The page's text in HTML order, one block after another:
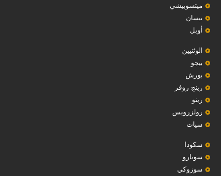
ميتسوبيشي
نيسان
أوبل
‏الوثنيين‏
بيجو
بورش
رينج روفر
رينو
رولزرويس
سيات
سكودا
‏سوبارو‏
سوزوكي